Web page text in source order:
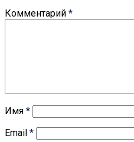
Комментарий *
Имя *
Email *